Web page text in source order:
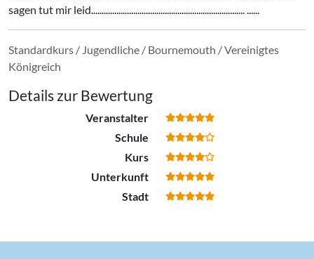
sagen tut mir leid......................................................................... ......
Standardkurs / Jugendliche / Bournemouth / Vereinigtes
Königreich
Details zur Bewertung
Veranstalter
Schule
Kurs
Unterkunft
Stadt